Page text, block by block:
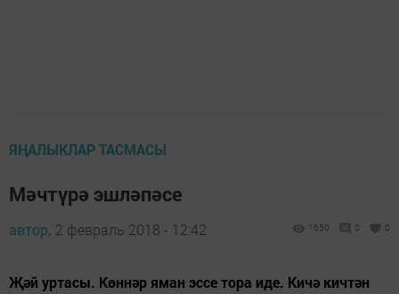
ЯҢАЛЫКЛАР ТАСМАСЫ
Мәчтүрә эшләпәсе
автор, 2 февраль 2018 - 12:42 1650 0 0
Җәй уртасы. Көннәр яман эссе тора иде. Кичә кичтән